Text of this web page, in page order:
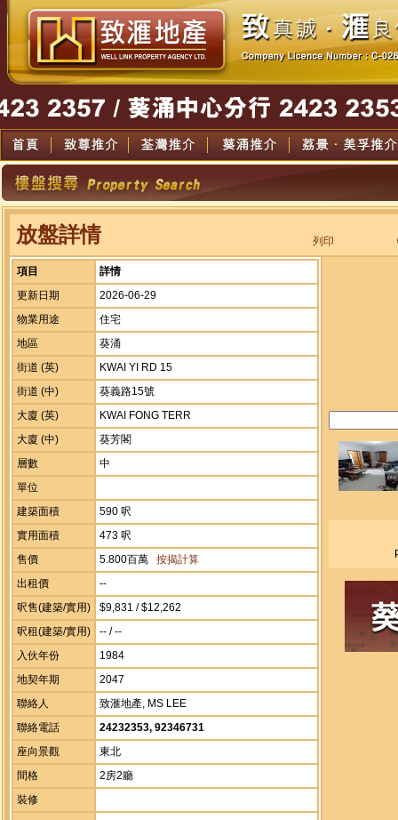
放盤詳情 列印
項目
詳情
更新日期
2026-06-29
物業用途
住宅
地區
葵涌
街道 (英)
KWAI YI RD 15
街道 (中)
葵義路15號
大廈 (英)
KWAI FONG TERR
大廈 (中)
葵芳閣
層數
中
單位
建築面積
590 呎
實用面積
473 呎
售價
5.800百萬 按揭計算
出租價
--
呎售(建築/實用)
$9,831 / $12,262
呎租(建築/實用)
-- / --
入伙年份
1984
地契年期
2047
聯絡人
致滙地產, MS LEE
聯絡電話
24232353, 92346731
座向景觀
東北
間格
2房2廳
裝修